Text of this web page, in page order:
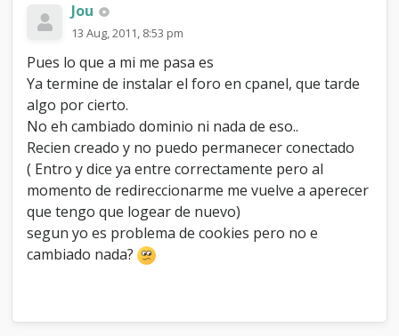
r
n
i
f
o
Jou
13 Aug, 2011, 8:53 pm
Pues lo que a mi me pasa es
Ya termine de instalar el foro en cpanel, que tarde
algo por cierto.
No eh cambiado dominio ni nada de eso..
Recien creado y no puedo permanecer conectado
( Entro y dice ya entre correctamente pero al
momento de redireccionarme me vuelve a aperecer
que tengo que logear de nuevo)
segun yo es problema de cookies pero no e
cambiado nada?